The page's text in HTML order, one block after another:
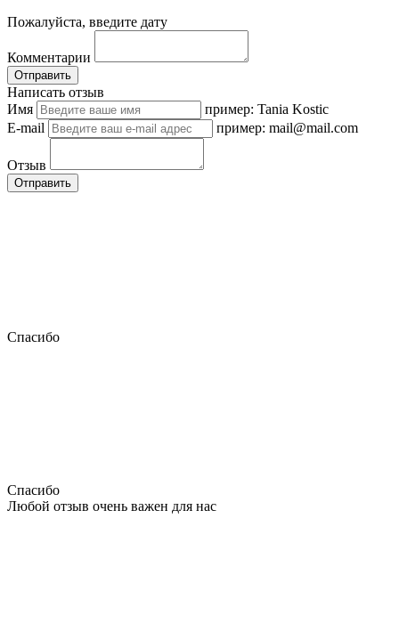
Пожалуйста, введите дату
Комментарии
Отправить
Написать отзыв
Имя
пример: Tania Kostic
E-mail
пример: mail@mail.com
Отзыв
Отправить
Спасибо
Спасибо
Любой отзыв очень важен для нас